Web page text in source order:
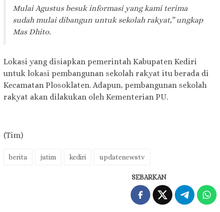
Mulai Agustus besuk informasi yang kami terima
sudah mulai dibangun untuk sekolah rakyat,” ungkap
Mas Dhito.
Lokasi yang disiapkan pemerintah Kabupaten Kediri
untuk lokasi pembangunan sekolah rakyat itu berada di
Kecamatan Plosoklaten. Adapun, pembangunan sekolah
rakyat akan dilakukan oleh Kementerian PU.
(Tim)
berita jatim kediri updatenewstv
SEBARKAN